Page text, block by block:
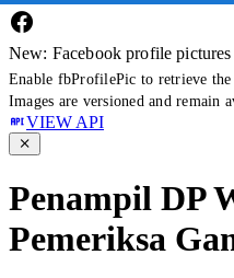
New: Facebook profile pictures
Enable fbProfilePic to retrieve
Images are versioned and remain
VIEW API
Penampil DP
Pemeriksa